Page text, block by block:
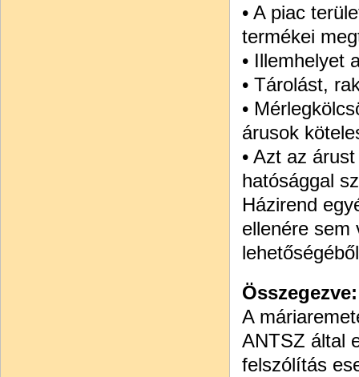
• A piac
termékei
• Illemhelyet
• Tárolást,
•
árusok
• Azt az
hatósággal
Házirend
ellenére sem
Összegezve:
A
ANTSZ által
felszólítás